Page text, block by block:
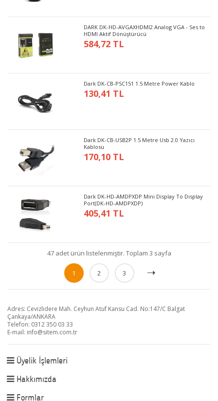
DARK DK-HD-AVGAXHDMI2 Analog VGA - Ses to
HDMI Aktif Dönüştürücü
584,72 TL
Dark DK-CB-PSC151 1.5 Metre Power Kablo
130,41 TL
Dark DK-CB-USB2P 1.5 Metre Usb 2.0 Yazıcı
Kablosu
170,10 TL
Dark DK-HD-AMDPXDP Mini Display To Display
Port(DK-HD-AMDPXDP)
405,41 TL
47 adet ürün listelenmiştir. Toplam 3 sayfa
1 2 3
Adres: Cevizlidere Mah. Ceyhun Atuf Kansu Cad. No:147/C Balgat
Çankaya/ANKARA
Telefon: 0312 350 03 33
E-mail: info@sitem.com.tr
Üyelik İşlemleri
Hakkımızda
Formlar